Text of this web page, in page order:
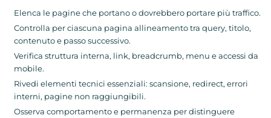
Elenca le pagine che portano o dovrebbero portare più traffico.
Controlla per ciascuna pagina allineamento tra query, titolo,
contenuto e passo successivo.
Verifica struttura interna, link, breadcrumb, menu e accessi da
mobile.
Rivedi elementi tecnici essenziali: scansione, redirect, errori
interni, pagine non raggiungibili.
Osserva comportamento e permanenza per distinguere